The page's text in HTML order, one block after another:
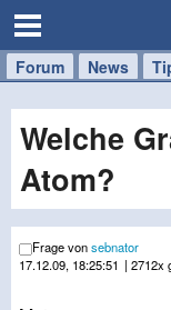
Forum News
Handy
Tablet
Windows
Mac
Welche
Atom?
Frage vonsebnator
17.12.09, 18:25:51 | 2712x